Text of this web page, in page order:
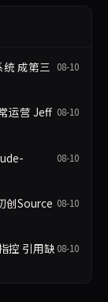
成第三
08-10
运营 Jeff 08-10
08-10
创Source 08-10
控 引用缺 08-10